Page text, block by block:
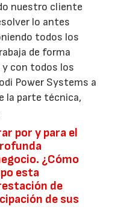
nuestro cliente
lo antes
todos los
de forma
con todos los
Power Systems a
la parte técnica,
por y para el
¿Cómo
esta
de
de sus